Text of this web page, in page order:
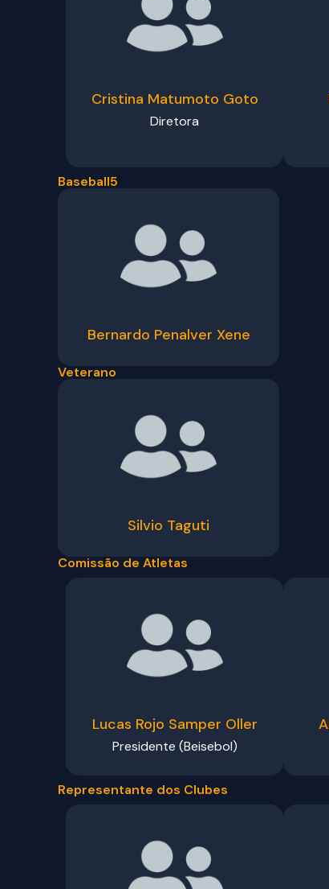
Cristina Matumoto Goto
Diretora
Baseball5
Bernardo Penalver Xene
Veterano
Silvio Taguti
Comissão de Atletas
Lucas Rojo Samper Oller
Presidente (Beisebol)
Representante dos Clubes